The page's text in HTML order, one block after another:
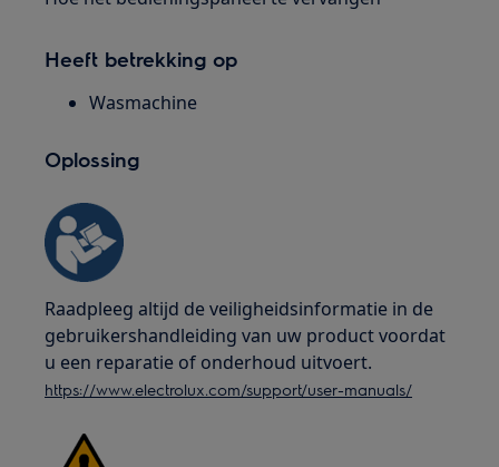
Heeft betrekking op
Wasmachine
Oplossing
Raadpleeg altijd de veiligheidsinformatie in de
gebruikershandleiding van uw product voordat
u een reparatie of onderhoud uitvoert.
https://www.electrolux.com/support/user-manuals/